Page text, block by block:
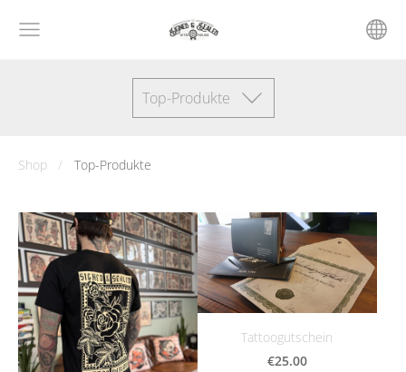
Top-Produkte
Shop Top-Produkte
Tattoogutschein
€25.00